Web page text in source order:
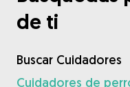
de ti
Buscar Cuidadores
Cuidadores de